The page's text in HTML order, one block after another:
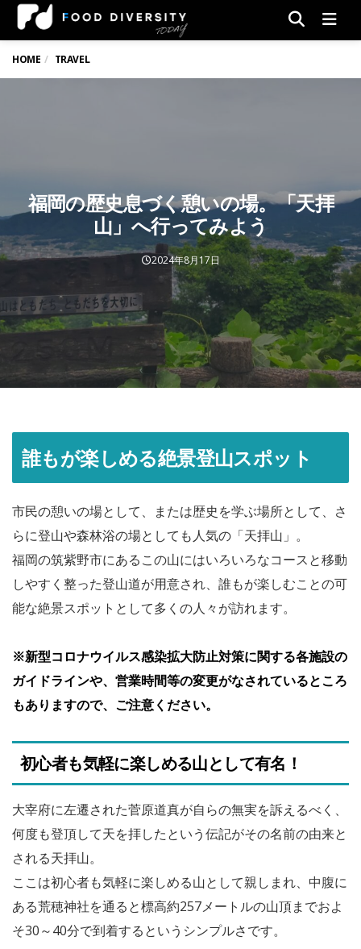
HOME TRAVEL
福岡の歴史息づく憩いの場。「天拝
山」へ行ってみよう
2024年8月17日
誰もが楽しめる絶景登山スポット
市民の憩いの場として、または歴史を学ぶ場所として、さ
らに登山や森林浴の場としても人気の「天拝山」。
福岡の筑紫野市にあるこの山にはいろいろなコースと移動
しやすく整った登山道が用意され、誰もが楽しむことの可
能な絶景スポットとして多くの人々が訪れます。
※新型コロナウイルス感染拡大防止対策に関する各施設の
ガイドラインや、営業時間等の変更がなされているところ
もありますので、ご注意ください。
初心者も気軽に楽しめる山として有名！
大宰府に左遷された菅原道真が自らの無実を訴えるべく、
何度も登頂して天を拝したという伝記がその名前の由来と
される天拝山。
ここは初心者も気軽に楽しめる山として親しまれ、中腹に
ある荒穂神社を通ると標高約257メートルの山頂までおよ
そ30～40分で到着するというシンプルさです。